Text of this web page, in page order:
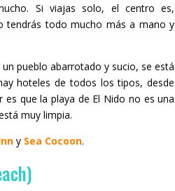
Si viajas solo, el centro es,
tendrás todo mucho más a mano y
pueblo abarrotado y sucio, se está
hoteles de todos los tipos, desde
que la playa de El Nido no es una
muy limpia.
y Sea Cocoon.